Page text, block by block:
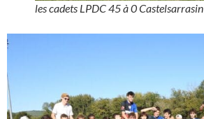
les cadets LPDC 45 à 0 Castelsarrasin